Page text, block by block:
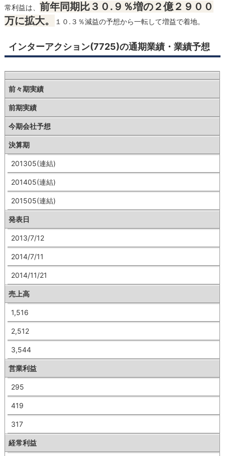
常利益は、前年同期比３０.９％増の２億２９００
万に拡大。
１０.３％減益の予想から一転して増益で着地。
インターアクション(7725)の通期業績・業績予想
前々期実績
前期実績
今期会社予想
決算期
201305(連結)
201405(連結)
201505(連結)
発表日
2013/7/12
2014/7/11
2014/11/21
売上高
1,516
2,512
3,544
営業利益
295
419
317
経常利益